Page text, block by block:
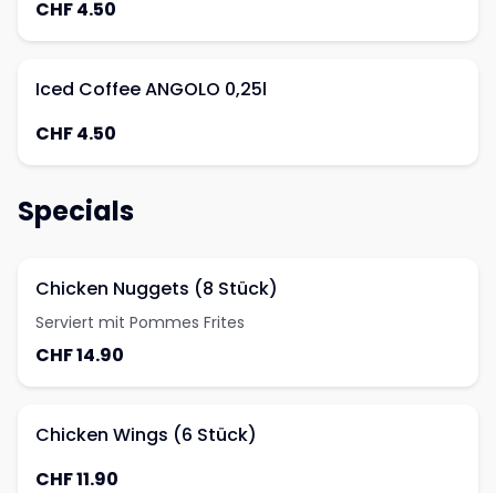
CHF 4.50
Iced Coffee ANGOLO 0,25l
CHF 4.50
Specials
Chicken Nuggets (8 Stück)
Serviert mit Pommes Frites
CHF 14.90
Chicken Wings (6 Stück)
CHF 11.90